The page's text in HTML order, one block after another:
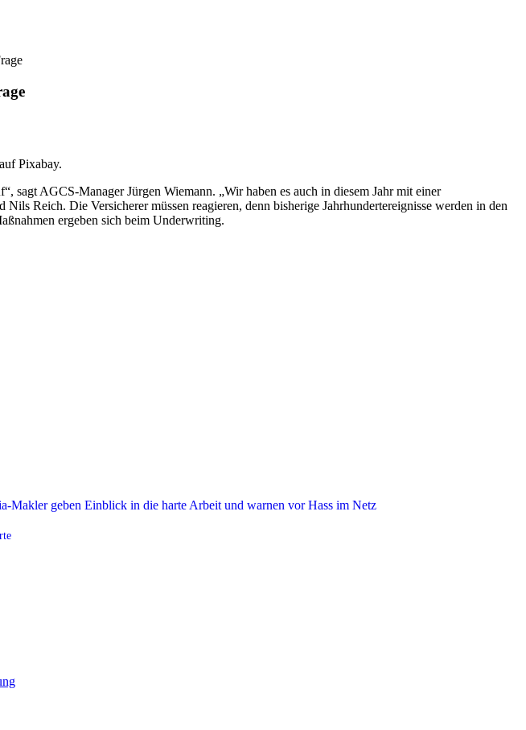
Pixabay.
sagt AGCS-Manager Jürgen Wiemann. „Wir haben es auch in diesem Jahr mit einer
Reich. Die Versicherer müssen reagieren, denn bisherige Jahrhundertereignisse werden in den
ergeben sich beim Underwriting.